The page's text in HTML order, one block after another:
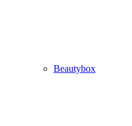
Beautybox